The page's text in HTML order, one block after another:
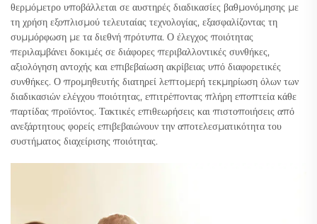
θερμόμετρο υποβάλλεται σε αυστηρές διαδικασίες βαθμονόμησης με
τη χρήση εξοπλισμού τελευταίας τεχνολογίας, εξασφαλίζοντας τη
συμμόρφωση με τα διεθνή πρότυπα. Ο έλεγχος ποιότητας
περιλαμβάνει δοκιμές σε διάφορες περιβαλλοντικές συνθήκες,
αξιολόγηση αντοχής και επιβεβαίωση ακρίβειας υπό διαφορετικές
συνθήκες. Ο προμηθευτής διατηρεί λεπτομερή τεκμηρίωση όλων των
διαδικασιών ελέγχου ποιότητας, επιτρέποντας πλήρη εποπτεία κάθε
παρτίδας προϊόντος. Τακτικές επιθεωρήσεις και πιστοποιήσεις από
ανεξάρτητους φορείς επιβεβαιώνουν την αποτελεσματικότητα του
συστήματος διαχείρισης ποιότητας.